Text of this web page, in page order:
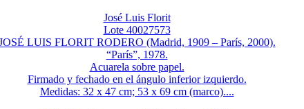
José Luis Florit
Lote 40027573
LUIS FLORIT RODERO (Madrid, 1909 – París, 2000).
“París”, 1978.
Acuarela sobre papel.
Firmado y fechado en el ángulo inferior izquierdo.
Medidas: 32 x 47 cm; 53 x 69 cm (marco)....